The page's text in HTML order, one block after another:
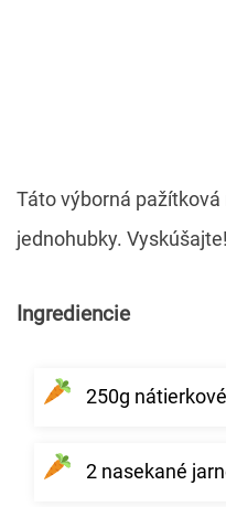
Táto výborná
jednohubky. Vyskúšajte!
Ingrediencie
250g
2 nasekané